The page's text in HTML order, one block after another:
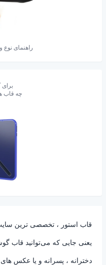
راهنمای
چه قاب
قاب استور ، تخصصی ترین
یعنی جایی که می‌توانید قاب
دخترانه ، پسرانه و یا عکس